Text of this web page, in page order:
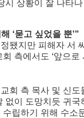
시 상황이 잘 나타
‘묻고 싶었을 뿐’”
됐지만 피해자 서
측에서도 ‘앞으
회 측 목사 및 신
없이 도망치듯 귀
립하기 위해 수소